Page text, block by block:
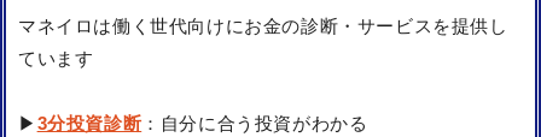
マネイロは働く世代向けにお金の診断・サービスを提供し
ています
▶ 3分投資診断：自分に合う投資がわかる